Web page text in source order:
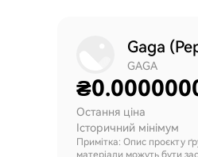
Gaga
GAGA
₴
Остання ціна
Історичний мінімум
Примітка: Опис проєкту
матеріали можуть бути